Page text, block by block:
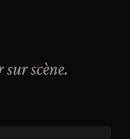
scène.